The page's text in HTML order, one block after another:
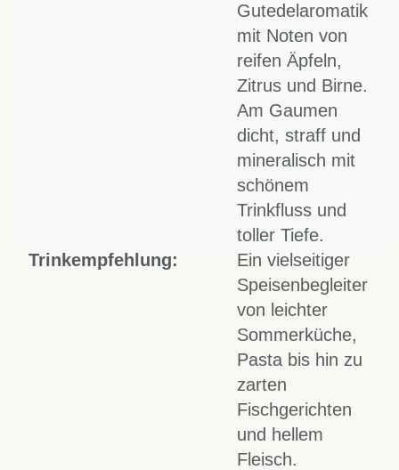
Gutedelaromatik
mit Noten von
reifen Äpfeln,
Zitrus und Birne.
Am Gaumen
dicht, straff und
mineralisch mit
schönem
Trinkfluss und
toller Tiefe.
Trinkempfehlung:
Ein vielseitiger
Speisenbegleiter
von leichter
Sommerküche,
Pasta bis hin zu
zarten
Fischgerichten
und hellem
Fleisch.